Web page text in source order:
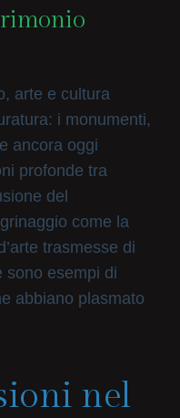
arte e cultura
i monumenti,
ancora oggi
profonde tra
del
come la
trasmesse di
sono esempi di
abbiano plasmato
nel